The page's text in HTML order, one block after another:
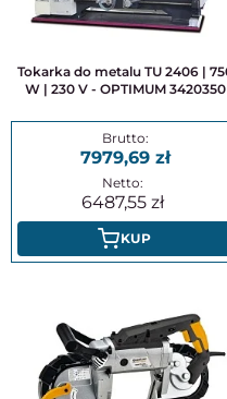
Tokarka do metalu TU 2406 | 750
W | 230 V - OPTIMUM 3420350
7979,69
6487,55
KUP